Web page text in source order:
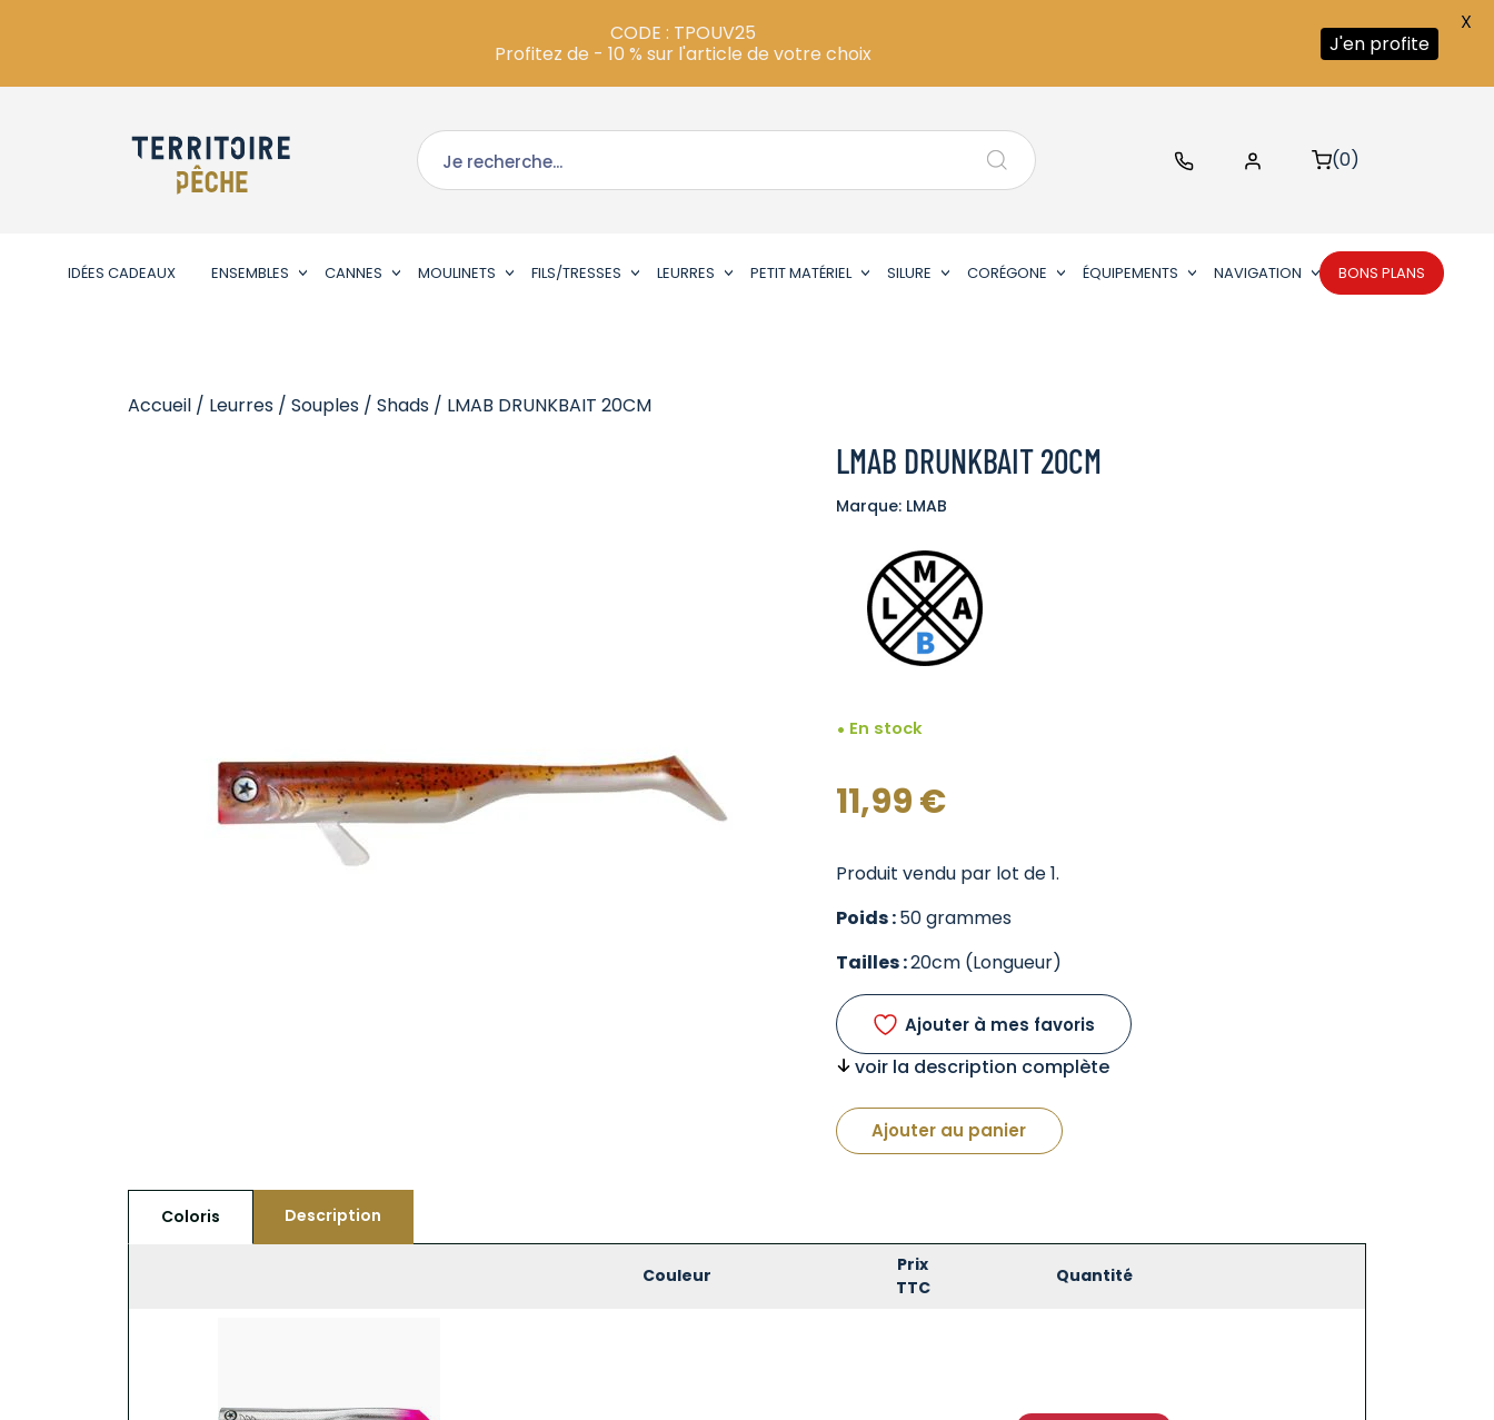
(0)
IDÉES CADEAUX ENSEMBLES CANNES MOULINETS FILS/TRESSES LEURRES PETIT MATÉRIEL SILURE CORÉGONE ÉQUIPEMENTS NAVIGATION BONS PLANS
Accueil / Leurres / Souples / Shads / LMAB DRUNKBAIT 20CM
LMAB DRUNKBAIT 20CM
Marque: LMAB
En stock
11,99€
Produit vendu par lot de 1.
Poids :50 grammes
Tailles :20cm (Longueur)
Ajouter à mes favoris
voir la description complète
Ajouter au panier
Coloris Description
Couleur
Prix
TTC
Quantité
CODE : TPOUV25
Profitez de - 10 % sur l'article de votre choix
J'en profite
X